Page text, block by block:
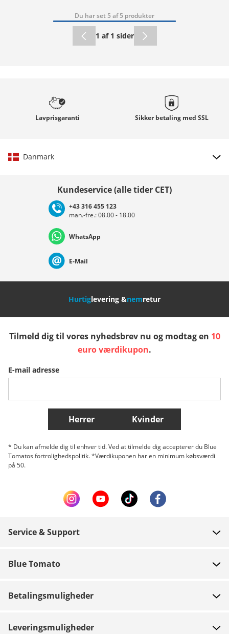
Du har set 5 af 5 produkter
1 af 1 sider
Lavprisgaranti Sikker betaling med SSL
Danmark
Deutschland Österreich
Nederland Italia (Italiano) Italien (Deutsch)
Slovenija
Belgique (Français) Danmark Norge
Flere lande
Kundeservice (alle tider CET)
+43 316 455 123
man.-fre.: 08.00 - 18.00
WhatsApp
E-Mail
Hurtiglevering &nemretur
Tilmeld dig til vores nyhedsbrev nu og modtag en 10
euro værdikupon.
E-mail adresse
Herrer Kvinder
* Du kan afmelde dig til enhver tid. Ved at tilmelde dig accepterer du Blue
Tomatos fortrolighedspolitik. *Værdikuponen har en minimum købsværdi
på 50.
Service & Support
Betaling
Retur
Blue Tomato
Betalingsmuligheder
Leveringsmuligheder